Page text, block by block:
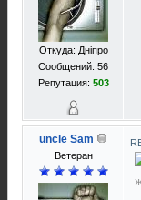
Откуда: Днiпро
Сообщений: 56
Репутация: 503
uncle Sam
Ветеран